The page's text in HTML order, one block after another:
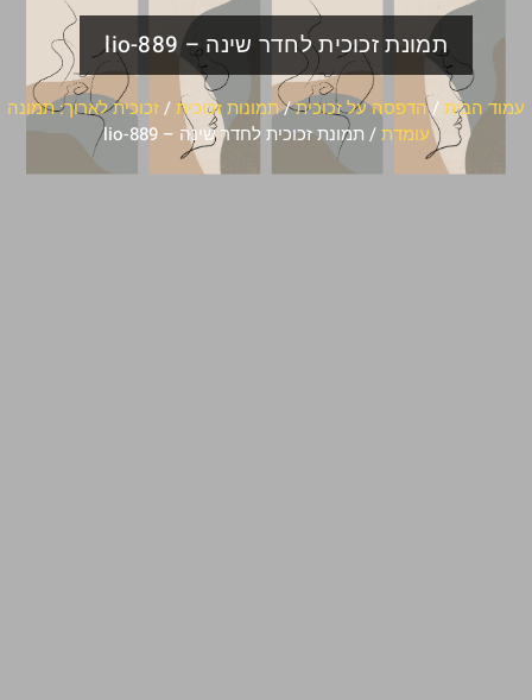
תמונת זכוכית לחדר שינה – lio-889
עמוד הבית /הדפסה על זכוכית/תמונות זכוכית/זכוכית לארוך: תמונה
עומדת/ תמונת זכוכית לחדר שינה – lio-889